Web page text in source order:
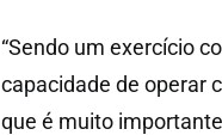
“Sendo um exercício
capacidade de operar
que é muito